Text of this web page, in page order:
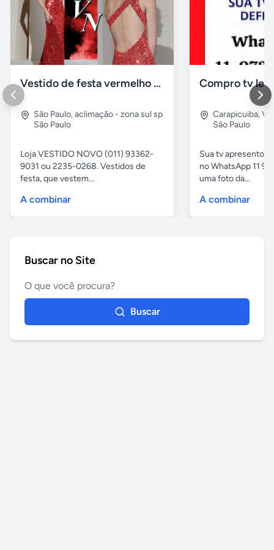
Vestido de festa vermelho com brilho e pedraria
São Paulo,aclimação - zona sul sp
São Paulo
Loja VESTIDO NOVO (011) 93362-
9031 ou 2235-0268. Vestidos de
festa, que vestem...
A combinar
Compro tv
Carapicuiba,
São Paulo
Sua tv apresentou
no WhatsApp 11
uma foto da...
A combinar
Buscar no Site
Buscar